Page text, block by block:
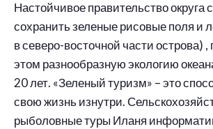
Настойчивое правительство округа
сохранить зеленые рисовые поля и
в северо-восточной части острова) ,
этом разнообразную экологию
20 лет. «Зеленый туризм» – это
свою жизнь изнутри.
рыболовные туры Иланя